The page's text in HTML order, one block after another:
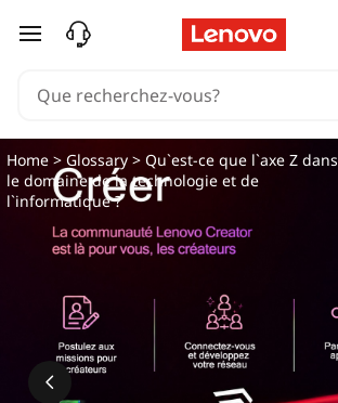
passer au contenu principal
Home >Glossary > Qu`est-ce que l`axe Z dans
le domaine de la technologie et de
l`informatique ?